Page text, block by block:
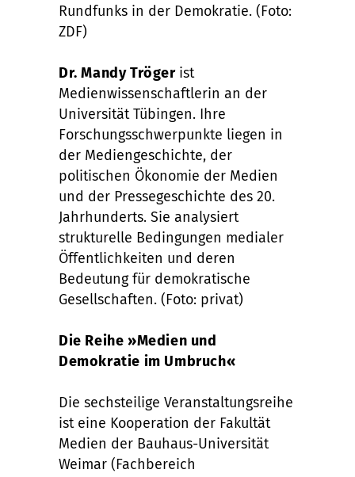
Rundfunks in der Demokratie. (Foto:
ZDF)
Dr. Mandy Tröger ist
Medienwissenschaftlerin an der
Universität Tübingen. Ihre
Forschungsschwerpunkte liegen in
der Mediengeschichte, der
politischen Ökonomie der Medien
und der Pressegeschichte des 20.
Jahrhunderts. Sie analysiert
strukturelle Bedingungen medialer
Öffentlichkeiten und deren
Bedeutung für demokratische
Gesellschaften. (Foto: privat)
Die Reihe »Medien und
Demokratie im Umbruch«
Die sechsteilige Veranstaltungsreihe
ist eine Kooperation der Fakultät
Medien der Bauhaus-Universität
Weimar (Fachbereich